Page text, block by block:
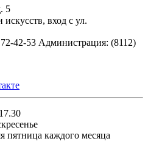
5
вход с ул.
42-53 Администрация: (8112)
пятница каждого месяца